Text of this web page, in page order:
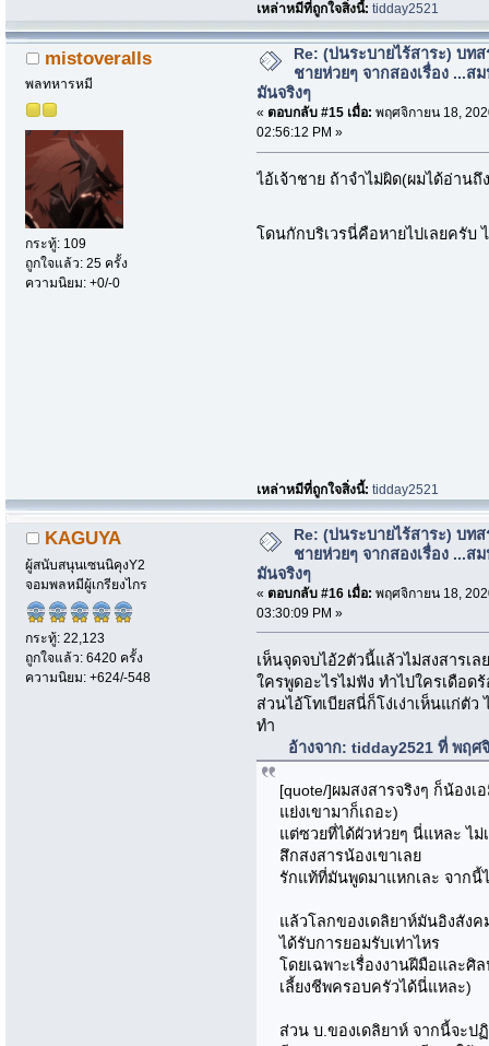
เหล่าหมีที่ถูกใจสิ่งนี้:tidday2521
mistoveralls
พลทหารหมี
กระทู้: 109
ถูกใจแล้ว: 25 ครั้ง
ความนิยม: +0/-0
Re: (บ่นระบายไร้สาระ) บท
ชายห่วยๆ จากสองเรื่อง ...ส
มันจริงๆ
« ตอบกลับ #15 เมื่อ: พฤศจิกายน 18,
02:56:12 PM »
ไอ้เจ้าชาย ถ้าจำไม่ผิด(ผมได้อ่าน
โดนกักบริเวรนี่คือหายไปเลยครับ
เหล่าหมีที่ถูกใจสิ่งนี้:tidday2521
KAGUYA
ผู้สนับสนุนเซนนิคุงY2
จอมพลหมีผู้เกรียงไกร
กระทู้: 22,123
ถูกใจแล้ว: 6420 ครั้ง
ความนิยม: +624/-548
Re: (บ่นระบายไร้สาระ) บท
ชายห่วยๆ จากสองเรื่อง ...ส
มันจริงๆ
« ตอบกลับ #16 เมื่อ: พฤศจิกายน 18,
03:30:09 PM »
เห็นจุดจบไอ้2ตัวนี้แล้วไม่สงสารเ
ใครพูดอะไรไม่ฟัง ทำไปใครเดือ
ส่วนไอ้โทเบียสนี่ก็โง่เง่าเห็นแก่ตั
ทำ
อ้างจาก: tidday2521 ที่ พฤศ
[quote/]ผมสงสารจริงๆ ก็น้อง
แย่งเขามาก็เถอะ)
แต่ซวยที่ได้ผัวห่วยๆ นี่แหละ ไม่
สึกสงสารน้องเขาเลย
รักแท้ที่มันพูดมาแหกเละ จากนี้
แล้วโลกของเดลิยาห์มันอิงสังค
ได้รับการยอมรับเท่าไหร
โดยเฉพาะเรื่องงานฝีมือและศิ
เลี้ยงชีพครอบครัวได้นี่แหละ)
ส่วน บ.ของเดลิยาห์ จากนี้จะป